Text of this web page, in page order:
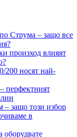
Струма – защо все
произход влияят
200 носят най-
перфектният
защо този избор
в
оборудвате